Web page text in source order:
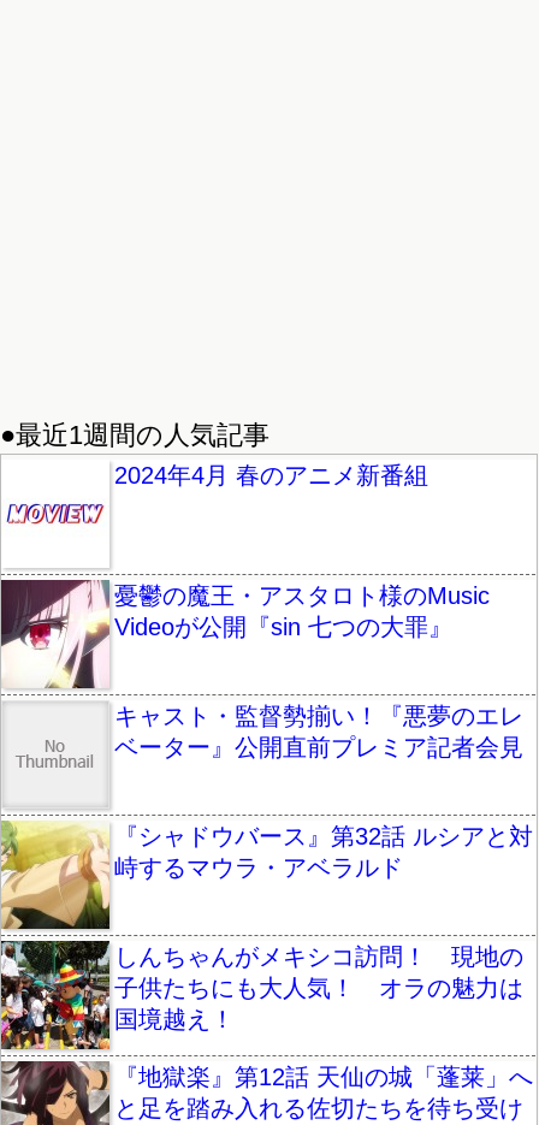
●最近1週間の人気記事
2024年4月 春のアニメ新番組
憂鬱の魔王・アスタロト様のMusic
Videoが公開『sin 七つの大罪』
キャスト・監督勢揃い！『悪夢のエレ
ベーター』公開直前プレミア記者会見
『シャドウバース』第32話 ルシアと対
峙するマウラ・アベラルド
しんちゃんがメキシコ訪問！ 現地の
子供たちにも大人気！ オラの魅力は
国境越え！
『地獄楽』第12話 天仙の城「蓬莱」へ
と足を踏み入れる佐切たちを待ち受け